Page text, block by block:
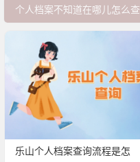
个人档案不知道在哪儿怎么查
乐山个人档案查询流程是怎